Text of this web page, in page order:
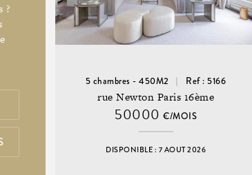
?
5 chambres - 450M2 Ref : 5166
rue Newton Paris 16ème
50000€/MOIS
DISPONIBLE : 7 AOUT 2026